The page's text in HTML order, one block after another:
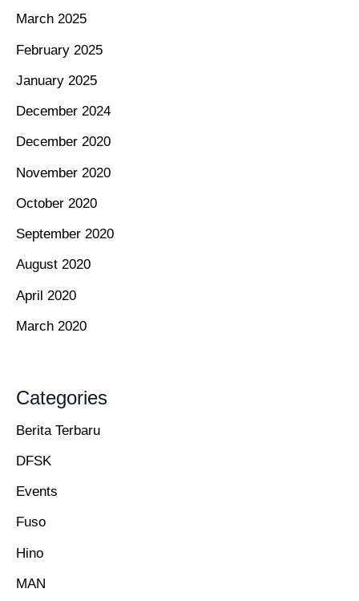
March 2025
February 2025
January 2025
December 2024
December 2020
November 2020
October 2020
September 2020
August 2020
April 2020
March 2020
Categories
Berita Terbaru
DFSK
Events
Fuso
Hino
MAN